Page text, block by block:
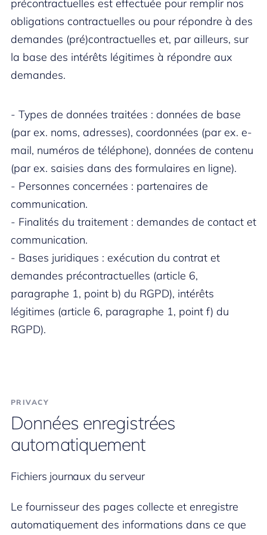
précontractuelles est effectuée pour remplir nos
obligations contractuelles ou pour répondre à des
demandes (pré)contractuelles et, par ailleurs, sur
la base des intérêts légitimes à répondre aux
demandes.
- Types de données traitées : données de base
(par ex. noms, adresses), coordonnées (par ex. e-
mail, numéros de téléphone), données de contenu
(par ex. saisies dans des formulaires en ligne).
- Personnes concernées : partenaires de
communication.
- Finalités du traitement : demandes de contact et
communication.
- Bases juridiques : exécution du contrat et
demandes précontractuelles (article 6,
paragraphe 1, point b) du RGPD), intérêts
légitimes (article 6, paragraphe 1, point f) du
RGPD).
PRIVACY
Données enregistrées
automatiquement
Fichiers journaux du serveur
Le fournisseur des pages collecte et enregistre
automatiquement des informations dans ce que